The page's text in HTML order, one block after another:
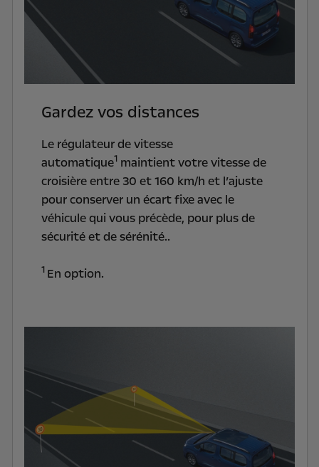
Gardez vos distances
Le régulateur de vitesse
automatique1maintient votre vitesse de
croisière entre 30 et 160 km/h et l’ajuste
pour conserver un écart fixe avec le
véhicule qui vous précède, pour plus de
sécurité et de sérénité..
1 En option.